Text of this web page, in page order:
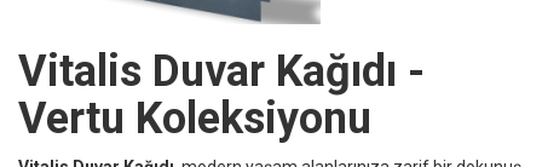
Vitalis Duvar Kağıdı -
Vertu Koleksiyonu